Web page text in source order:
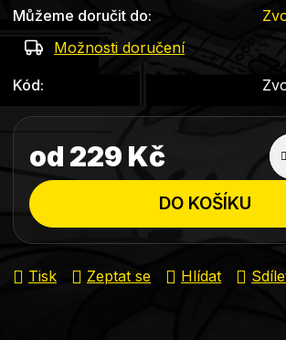
Můžeme doručit do:
Možnosti doručení
Kód:
od 229 Kč
Měrná cena:
DO KOŠÍKU
Tisk Zeptat se Hlídat